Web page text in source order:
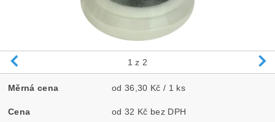
1 z 2
Měrná cena od 36,30 Kč / 1 ks
Cena od 32 Kč bez DPH